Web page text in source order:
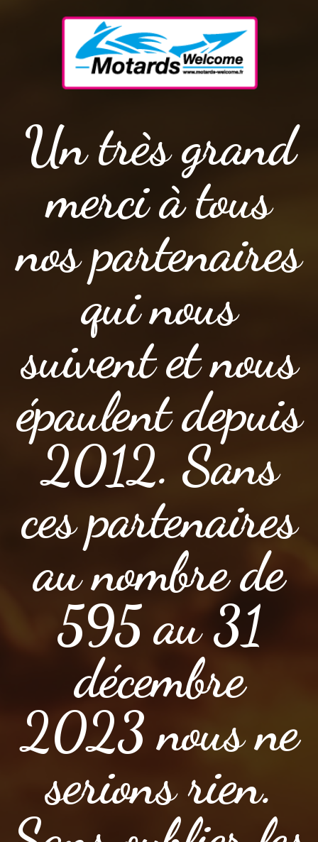
Un très grand
merci à tous
nos partenaires
qui nous
suivent et nous
épaulent depuis
2012. Sans
ces partenaires
au nombre de
595 au 31
décembre
2023 nous ne
serions rien.